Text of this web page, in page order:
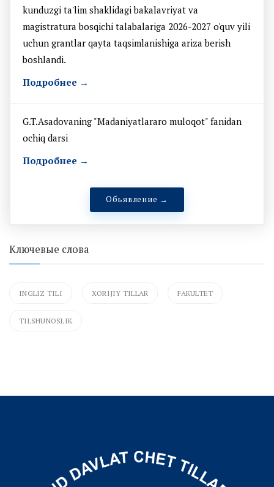
kunduzgi ta'lim shaklidagi bakalavriyat va
magistratura bosqichi talabalariga 2026-2027 o'quv yili
uchun grantlar qayta taqsimlanishiga ariza berish
boshlandi.
Подробнее →
G.T.Asadovaning "Madaniyatlararo muloqot" fanidan
ochiq darsi
Подробнее →
Обьявление →
Ключевые слова
INGLIZ TILI XORIJIY TILLAR FAKULTET
TILSHUNOSLIK